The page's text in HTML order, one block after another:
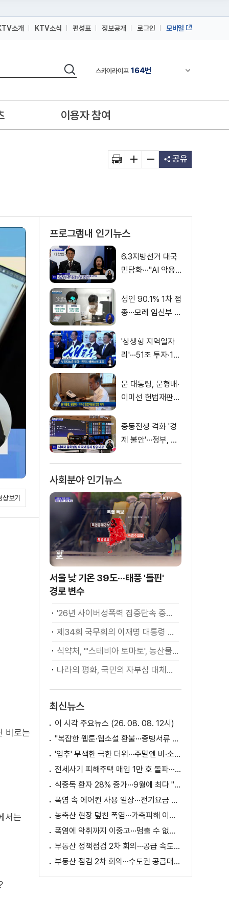
소개 KTV소식 편성표 정보공개 로그인 모바일
검색 채널안내 펼쳐
스카이라이프 164번
스카이라이프 164번
스카이라이프
이용자 참여
공유
보기
비로는
서는
프로그램내 인기뉴스
6.3지방선거 대국
민담화···"AI 악용
성인 90.1% 1차 접
종···모레 임신부 사
'상생형 지역일자
리'···51조 투자·13
문 대통령, 문형배·
이미선 헌법재판관
중동전쟁 격화 '경
제 불안'···정부, 금
소화
사회분야 인기뉴스
서울 낮 기온 39도···태풍 '돌핀'
경로 변수
'26년 사이버성폭력 집중단속 중간성과 발표···향후 추진계획은?
제34회 국무회의 이재명 대통령 모두발언
식약처, "'스테비아 토마토', 농산물 아닌 가공식품"
나라의 평화, 국민의 자부심 대체불가 대한민국 이재명 대통령 모두말씀
최신뉴스
이 시각 주요뉴스 (26. 08. 08. 12시)
"복잡한 웹툰·웹소설 환불···증빙서류 요구까지"
'입추' 무색한 극한 더위···주말엔 비·소나기
전세사기 피해주택 매입 1만 호 돌파···피해 지원 속도
식중독 환자 28% 증가···9월에 최다 "입추 방심 금물"
폭염 속 에어컨 사용 일상···전기요금 줄이려면?
농축산 현장 덮친 폭염···가축피해 이틀 새 28만 마리↑
폭염에 악취까지 이중고···멈출 수 없는 필수노동
부동산 정책점검 2차 회의···공급 속도전 본격화하나
부동산 점검 2차 회의···수도권 공급대책 논의